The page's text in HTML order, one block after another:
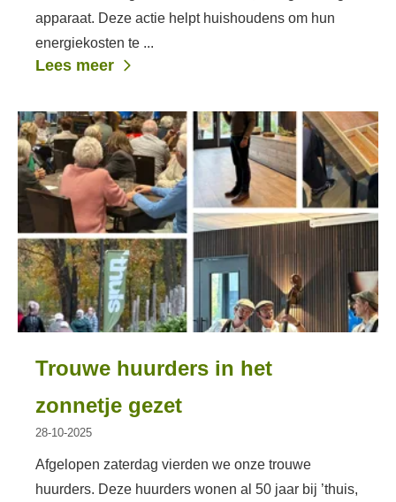
apparaat. Deze actie helpt huishoudens om hun
energiekosten te ...
Lees meer
Trouwe huurders in het
zonnetje gezet
28-10-2025
Afgelopen zaterdag vierden we onze trouwe
huurders. Deze huurders wonen al 50 jaar bij ’thuis,